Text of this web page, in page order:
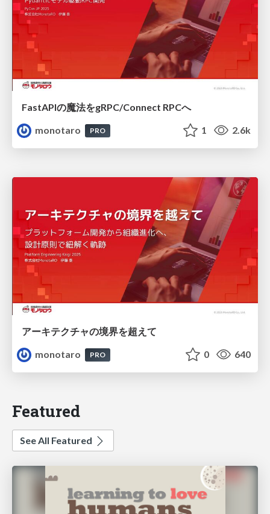
FastAPIの魔法をgRPC/Connect RPCへ
monotaro
PRO 1 2.6k
アーキテクチャの境界を超えて
monotaro
PRO 0 640
Featured
See All Featured